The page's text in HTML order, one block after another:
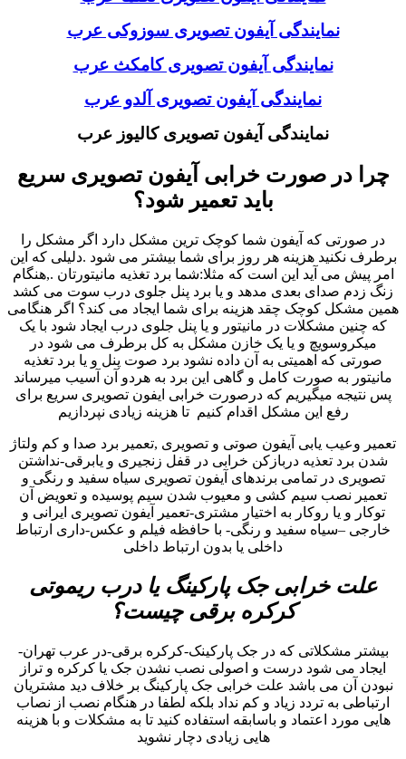
نمایندگی آیفون تصویری سوزوکی عرب
نمایندگی آیفون تصویری کامکث عرب
نمایندگی آیفون تصویری آلدو عرب
نمایندگی آیفون تصویری کالیوز عرب
چرا در صورت خرابی آیفون تصویری سریع
باید تعمیر شود؟
در صورتی که آیفون شما کوچک ترین مشکل دارد اگر مشکل را
برطرف نکنید هزینه هر روز برای شما بیشتر می شود .دلیلی که این
امر پیش می آید این است که مثلا:شما برد تغذیه مانیتورتان .,هنگام
زنگ زدم صدای بعدی مدهد و یا برد پنل جلوی درب سوت می کشد
همین مشکل کوچک چقد هزینه برای شما ایجاد می کند؟ اگر هنگامی
که چنین مشکلات در مانیتور و یا پنل جلوی درب ایجاد شود با یک
میکروسویچ و یا یک خازن مشکل به کل برطرف می شود در
صورتی که اهمیتی به آن داده نشود برد صوت پنل و یا برد تغذیه
مانیتور به صورت کامل و گاهی این برد به هردو آن آسیب میرساند
پس نتیجه میگیریم که درصورت خرابی ایفون تصویری سریع برای
رفع این مشکل اقدام کنیم تا هزینه زیادی نپردازیم
تعمیر وعیب یابی آیفون صوتی و تصویری ,تعمیر برد صدا و کم ولتاژ
شدن برد تعذیه دربازکن خرابی در قفل زنجیری و یابرقی-نداشتن
تصویری در تمامی برندهای آیفون تصویری سیاه سفید و رنگی و
تعمیر نصب سیم کشی و معیوب شدن سیم پوسیده و تعویض آن
توکار و یا روکار به اختیار مشتری-تعمیر آیفون تصویری ایرانی و
خارجی –سیاه سفید و رنگی- با حافظه فیلم و عکس-داری ارتباط
داخلی یا بدون ارتباط داخلی
علت خرابی جک پارکینگ یا درب ریموتی
کرکره برقی چیست؟
بیشتر مشکلاتی که در جک پارکینک-کرکره برقی-در عرب تهران-
ایجاد می شود درست و اصولی نصب نشدن جک یا کرکره و تراز
نبودن آن می باشد علت خرابی جک پارکینگ بر خلاف دید مشتریان
ارتباطی به تردد زیاد و کم نداد بلکه لطفا در هنگام نصب از نصاب
هایی مورد اعتماد و باسابقه استفاده کنید تا به مشکلات و با هزینه
هایی زیادی دچار نشوید